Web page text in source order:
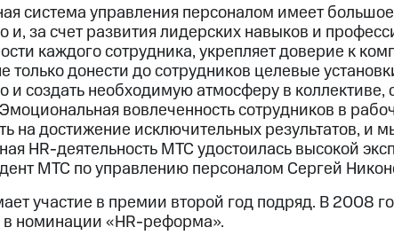
система управления персоналом имеет
и, за счет развития лидерских навыков и
каждого сотрудника, укрепляет доверие к
только донести до сотрудников целевые
и создать необходимую атмосферу в
вовлеченность сотрудников в
на достижение исключительных результатов, и
HR-деятельность МТС удостоилась высокой
МТС по управлению персоналом Сергей
участие в премии второй год подряд. В 2008
номинации «HR-реформа».